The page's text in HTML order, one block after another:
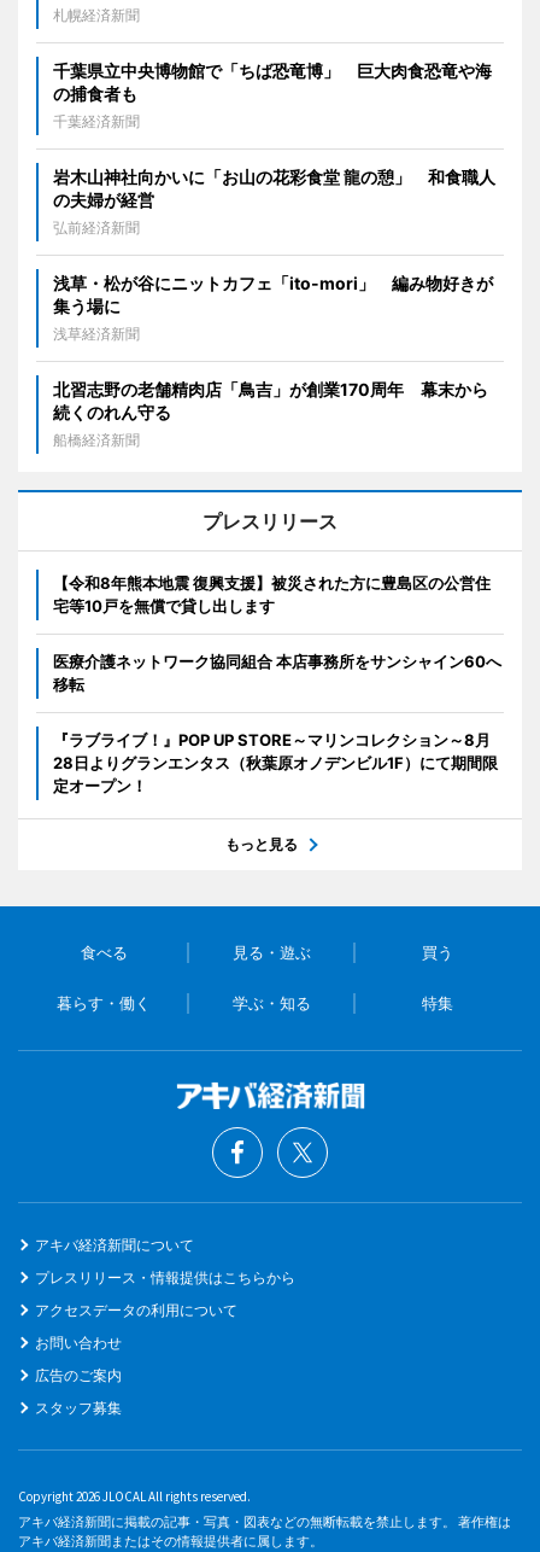
札幌経済新聞
千葉県立中央博物館で「ちば恐竜博」 巨大肉食恐竜や海
の捕食者も
千葉経済新聞
岩木山神社向かいに「お山の花彩食堂 龍の憩」 和食職人
の夫婦が経営
弘前経済新聞
浅草・松が谷にニットカフェ「ito-mori」 編み物好きが
集う場に
浅草経済新聞
北習志野の老舗精肉店「鳥吉」が創業170周年 幕末から
続くのれん守る
船橋経済新聞
プレスリリース
【令和8年熊本地震 復興支援】被災された方に豊島区の公営住
宅等10戸を無償で貸し出します
医療介護ネットワーク協同組合 本店事務所をサンシャイン60へ
移転
『ラブライブ！』POP UP STORE～マリンコレクション～8月
28日よりグランエンタス（秋葉原オノデンビル1F）にて期間限
定オープン！
もっと見る
食べる 見る・遊ぶ 買う
暮らす・働く 学ぶ・知る 特集
アキバ経済新聞について
プレスリリース・情報提供はこちらから
アクセスデータの利用について
お問い合わせ
広告のご案内
スタッフ募集
Copyright 2026 JLOCAL All rights reserved.
アキバ経済新聞に掲載の記事・写真・図表などの無断転載を禁止します。 著作権は
アキバ経済新聞またはその情報提供者に属します。